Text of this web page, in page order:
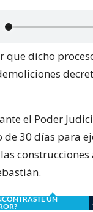
que dicho
el Poder
de 30 días para
construcciones
UN